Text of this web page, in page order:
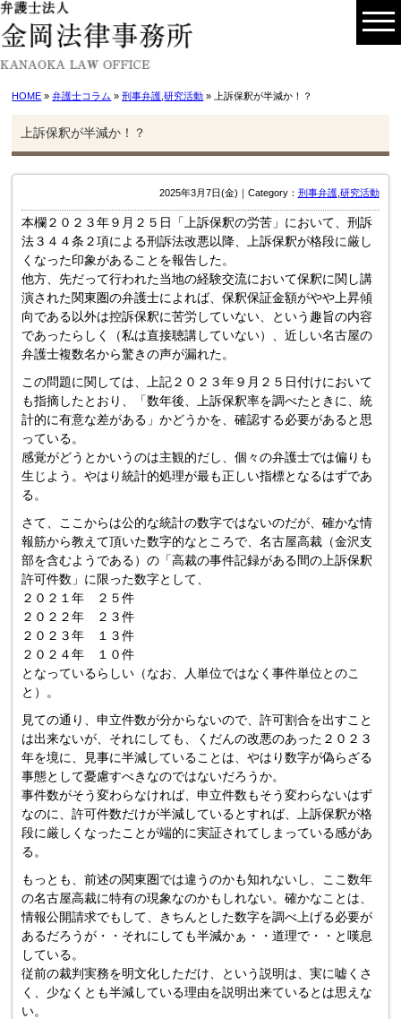
HOME »弁護士コラム »刑事弁護 ,研究活動 » 上訴保釈が半減か！？
上訴保釈が半減か！？
2025年3月7日(金)｜Category： 刑事弁護, 研究活動
本欄２０２３年９月２５日「上訴保釈の労苦」において、刑訴
法３４４条２項による刑訴法改悪以降、上訴保釈が格段に厳し
くなった印象があることを報告した。
他方、先だって行われた当地の経験交流において保釈に関し講
演された関東圏の弁護士によれば、保釈保証金額がやや上昇傾
向である以外は控訴保釈に苦労していない、という趣旨の内容
であったらしく（私は直接聴講していない）、近しい名古屋の
弁護士複数名から驚きの声が漏れた。
この問題に関しては、上記２０２３年９月２５日付けにおいて
も指摘したとおり、「数年後、上訴保釈率を調べたときに、統
計的に有意な差がある」かどうかを、確認する必要があると思
っている。
感覚がどうとかいうのは主観的だし、個々の弁護士では偏りも
生じよう。やはり統計的処理が最も正しい指標となるはずであ
る。
さて、ここからは公的な統計の数字ではないのだが、確かな情
報筋から教えて頂いた数字的なところで、名古屋高裁（金沢支
部を含むようである）の「高裁の事件記録がある間の上訴保釈
許可件数」に限った数字として、
２０２１年 ２５件
２０２２年 ２３件
２０２３年 １３件
２０２４年 １０件
となっているらしい（なお、人単位ではなく事件単位とのこ
と）。
見ての通り、申立件数が分からないので、許可割合を出すこと
は出来ないが、それにしても、くだんの改悪のあった２０２３
年を境に、見事に半減していることは、やはり数字が偽らざる
事態として憂慮すべきなのではないだろうか。
事件数がそう変わらなければ、申立件数もそう変わらないはず
なのに、許可件数だけが半減しているとすれば、上訴保釈が格
段に厳しくなったことが端的に実証されてしまっている感があ
る。
もっとも、前述の関東圏では違うのかも知れないし、ここ数年
の名古屋高裁に特有の現象なのかもしれない。確かなことは、
情報公開請求でもして、きちんとした数字を調べ上げる必要が
あるだろうが・・それにしても半減かぁ・・道理で・・と嘆息
している。
従前の裁判実務を明文化しただけ、という説明は、実に嘘くさ
く、少なくとも半減している理由を説明出来ているとは思えな
い。